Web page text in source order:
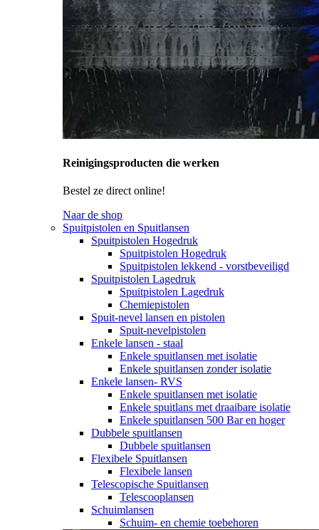
Reinigingsproducten die werken
Bestel ze direct online!
Naar de shop
Spuitpistolen en Spuitlansen
Spuitpistolen Hogedruk
Spuitpistolen Hogedruk
Spuitpistolen lekkend - vorstbeveiligd
Spuitpistolen Lagedruk
Spuitpistolen Lagedruk
Chemiepistolen
Spuit-nevel lansen en pistolen
Spuit-nevelpistolen
Enkele lansen - staal
Enkele spuitlansen met isolatie
Enkele spuitlansen zonder isolatie
Enkele lansen- RVS
Enkele spuitlansen met isolatie
Enkele spuitlans met draaibare isolatie
Enkele spuitlansen 500 Bar en hoger
Dubbele spuitlansen
Dubbele spuitlansen
Flexibele Spuitlansen
Flexibele lansen
Telescopische Spuitlansen
Telescooplansen
Schuimlansen
Schuim- en chemie toebehoren